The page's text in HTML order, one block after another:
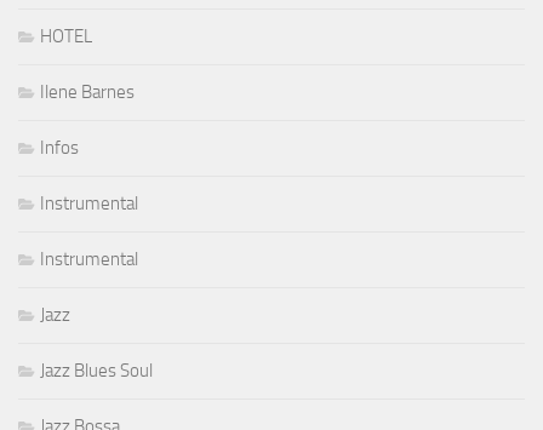
HOTEL
Ilene Barnes
Infos
Instrumental
Instrumental
Jazz
Jazz Blues Soul